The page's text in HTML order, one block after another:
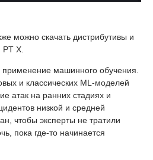
можно скачать дистрибутивы и
PT X.
машинного обучения.
и классических ML-моделей
атак на ранних стадиях и
низкой и средней
чтобы эксперты не тратили
пока где-то начинается